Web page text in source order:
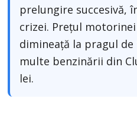
prelungire succesivă,
crizei. Prețul
dimineață la pragul
multe benzinării din
lei.